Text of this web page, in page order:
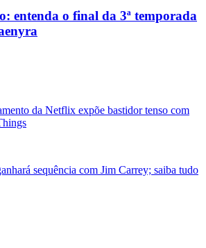
entenda o final da 3ª temporada
da Netflix expõe bastidor tenso com
sequência com Jim Carrey; saiba tudo